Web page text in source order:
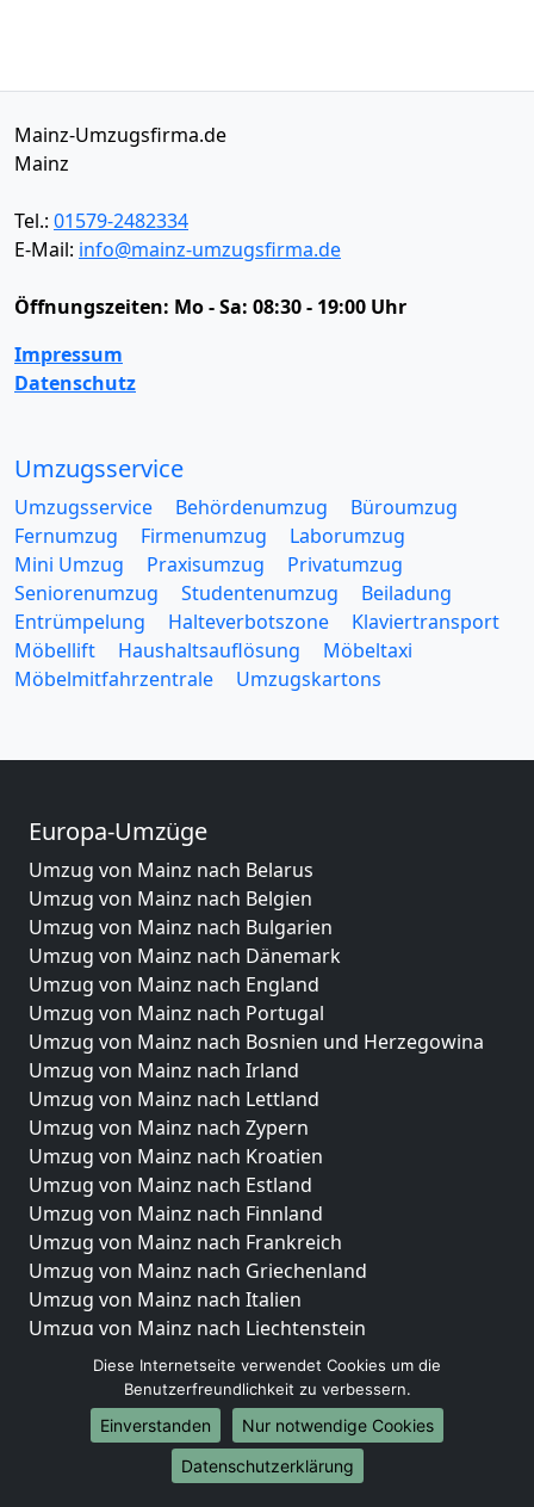
Mainz-Umzugsfirma.de
Mainz
Tel.: 01579-2482334
E-Mail: info@mainz-umzugsfirma.de
Öffnungszeiten: Mo - Sa: 08:30 - 19:00 Uhr
Impressum
Datenschutz
Umzugsservice
Umzugsservice Behördenumzug
Büroumzug
Fernumzug
Firmenumzug
Laborumzug
Mini Umzug
Praxisumzug
Privatumzug
Seniorenumzug
Studentenumzug
Beiladung
Entrümpelung
Halteverbotszone
Klaviertransport
Möbellift
Haushaltsauflösung
Möbeltaxi
Möbelmitfahrzentrale
Umzugskartons
Europa-Umzüge
Umzug von Mainz nach Belarus
Umzug von Mainz nach Belgien
Umzug von Mainz nach Bulgarien
Umzug von Mainz nach Dänemark
Umzug von Mainz nach England
Umzug von Mainz nach Portugal
Umzug von Mainz nach Bosnien und Herzegowina
Umzug von Mainz nach Irland
Umzug von Mainz nach Lettland
Umzug von Mainz nach Zypern
Umzug von Mainz nach Kroatien
Umzug von Mainz nach Estland
Umzug von Mainz nach Finnland
Umzug von Mainz nach Frankreich
Umzug von Mainz nach Griechenland
Umzug von Mainz nach Italien
Umzug von Mainz nach Liechtenstein
Umzug von Mainz nach Luxemburg
Umzug von Mainz nach Niederlande
Umzug von Mainz nach Norwegen
Umzüge-Deutschlandweit
Diese Internetseite verwendet Cookies um die
Benutzerfreundlichkeit zu verbessern.
Einverstanden
Nur notwendige Cookies
Datenschutzerklärung